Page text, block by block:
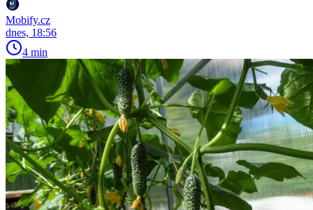
Mobify.cz
dnes, 18:56
4 min